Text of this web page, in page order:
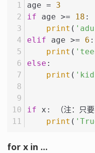
age = 3
if age >= 18 :
print (
elif age >= 6 :
print (
else :
print (
if x: （注：只要
print (
for x in ...